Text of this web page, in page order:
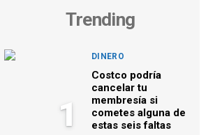
Trending
1
DINERO
Costco podría
cancelar tu
membresía si
cometes alguna de
estas seis faltas